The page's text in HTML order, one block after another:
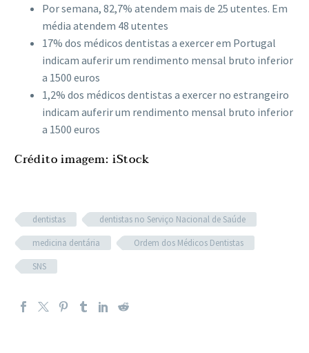
Por semana, 82,7% atendem mais de 25 utentes. Em
média atendem 48 utentes
17% dos médicos dentistas a exercer em Portugal
indicam auferir um rendimento mensal bruto inferior
a 1500 euros
1,2% dos médicos dentistas a exercer no estrangeiro
indicam auferir um rendimento mensal bruto inferior
a 1500 euros
Crédito imagem: iStock
dentistas
dentistas no Serviço Nacional de Saúde
medicina dentária
Ordem dos Médicos Dentistas
SNS